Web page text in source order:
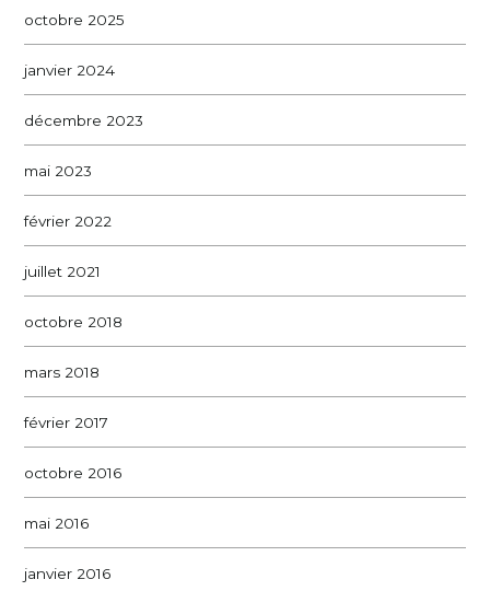
octobre 2025
janvier 2024
décembre 2023
mai 2023
février 2022
juillet 2021
octobre 2018
mars 2018
février 2017
octobre 2016
mai 2016
janvier 2016